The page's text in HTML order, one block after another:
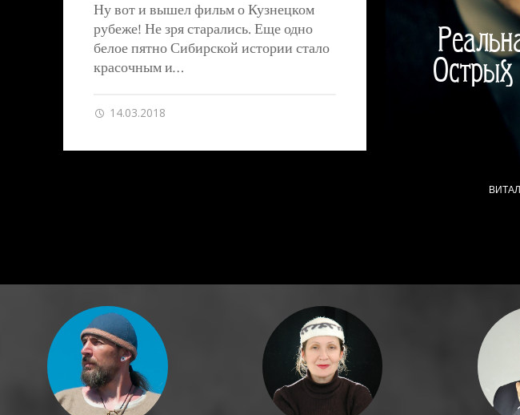
Ну вот и вышел фильм о Кузнецком
рубеже! Не зря старались. Еще одно
белое пятно Сибирской истории стало
красочным и…
14.03.2018